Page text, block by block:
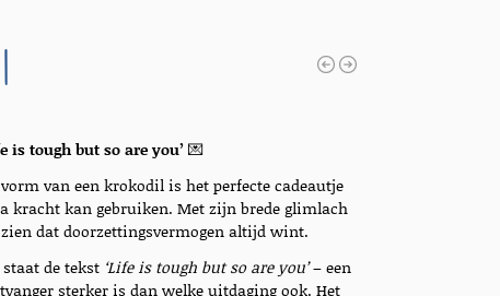
is tough but so are you’💌
van een krokodil is het perfecte cadeautje
kracht kan gebruiken. Met zijn brede glimlach
dat doorzettingsvermogen altijd wint.
de tekst ‘Life is tough but so are you’– een
sterker is dan welke uitdaging ook. Het